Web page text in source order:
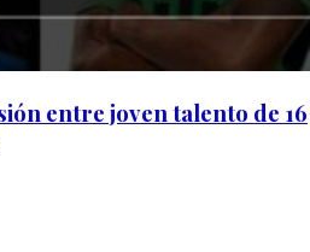
entre joven talento de 16